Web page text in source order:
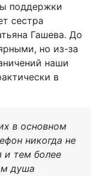
поддержки
сестра
Гашева. До
но из-за
наши
в
в основном
никогда не
и тем более
душа